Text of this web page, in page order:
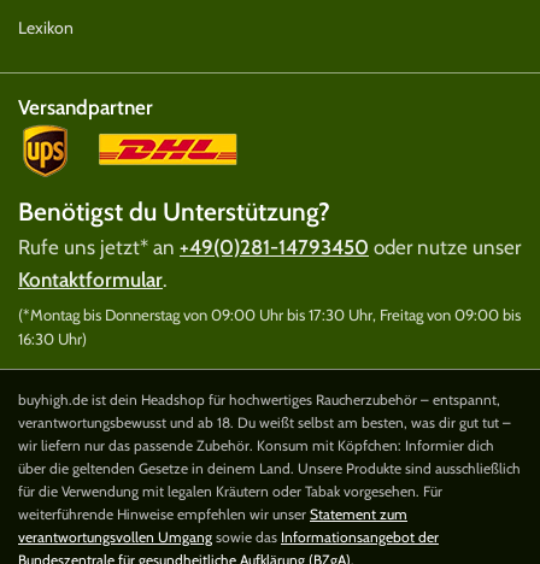
Lexikon
Versandpartner
Benötigst du Unterstützung?
Rufe uns jetzt* an +49(0)281-14793450 oder nutze unser
Kontaktformular.
(*Montag bis Donnerstag von 09:00 Uhr bis 17:30 Uhr, Freitag von 09:00 bis
16:30 Uhr)
buyhigh.de ist dein Headshop für hochwertiges Raucherzubehör – entspannt,
verantwortungsbewusst und ab 18. Du weißt selbst am besten, was dir gut tut –
wir liefern nur das passende Zubehör. Konsum mit Köpfchen: Informier dich
über die geltenden Gesetze in deinem Land. Unsere Produkte sind ausschließlich
für die Verwendung mit legalen Kräutern oder Tabak vorgesehen. Für
weiterführende Hinweise empfehlen wir unser Statement zum
verantwortungsvollen Umgang sowie das Informationsangebot der
Bundeszentrale für gesundheitliche Aufklärung (BZgA).